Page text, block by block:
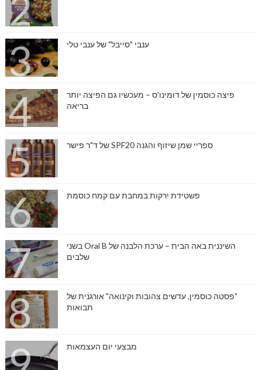
ענבי "סייבל" של ענבי טלי
פיצה כוסמין של דומינו'ס – מעכשיו גם הפיצה יותר
בריאה
ספריי שמן שיזוף והגנה SPF20 של ד"ר פישר
פשטידת ירקות במחבת עם קמח כוסמת
השיננית באה הבית – ערכת הלבנה של Oral B בשני
שלבים
"פסטה כוסמין, עדשים צהובות וקינואה" אורגנית של
תבואות
מבצעי יום העצמאות